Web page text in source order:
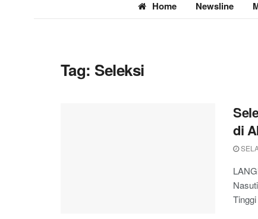
Home Newsline
Tag: Seleksi
di